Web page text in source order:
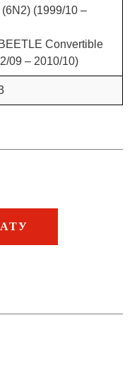
(1999/10 –
Convertible
09 – 2010/10)